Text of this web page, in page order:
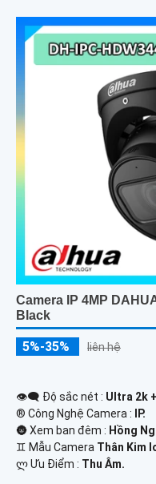
Camera IP 4MP
Black
5%-35% liên hệ
👁️‍🗨 Độ sắc nét : Ultra 2k
®️ Công Nghệ Camera :
IP.
🌚 Xem ban đêm : Hồng
♊ Mẫu Camera Thân Kim
️ლ Ưu Điểm : Thu Âm.